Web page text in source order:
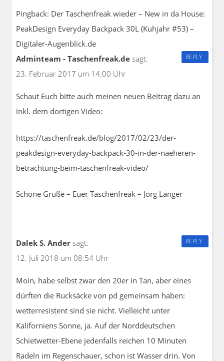
Pingback: Der Taschenfreak wieder – New in da House:
PeakDesign Everyday Backpack 30L (Kuhjahr #53) –
Digitaler-Augenblick.de
Adminteam - Taschenfreak.de sagt:
23. Februar 2017 um 14:00 Uhr
Schaut Euch bitte auch meinen neuen Beitrag dazu an
inkl. dem dortigen Video:
https://taschenfreak.de/blog/2017/02/23/der-
peakdesign-everyday-backpack-30-in-der-naeheren-
betrachtung-beim-taschenfreak-video/
Schöne Grüße – Euer Taschenfreak – Jörg Langer
REPLY
Dalek S. Ander sagt:
12. Juli 2018 um 08:54 Uhr
Moin, habe selbst zwar den 20er in Tan, aber eines
dürften die Rucksäcke von pd gemeinsam haben:
wetterresistent sind sie nicht. Vielleicht unter
Kaliforniens Sonne, ja. Auf der Norddeutschen
Schietwetter-Ebene jedenfalls reichen 10 Minuten
Radeln im Regenschauer, schon ist Wasser drin. Von
REPLY